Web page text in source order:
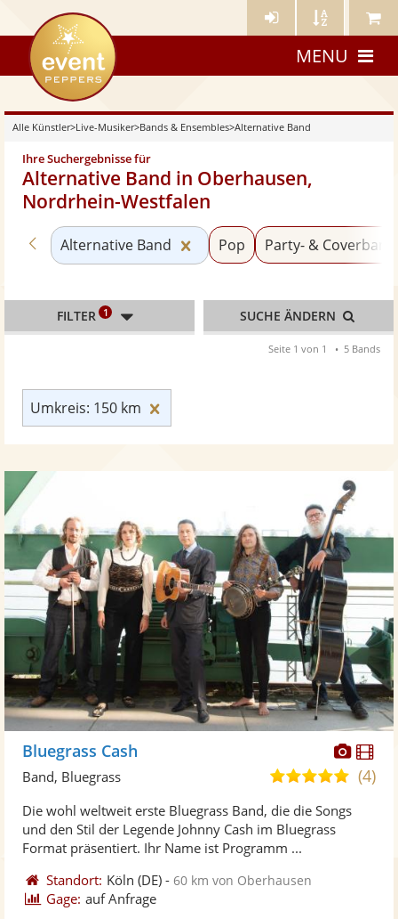
Künstler- Künstler Meine
eventpeppers
MENU
Alle Künstler>Live-Musiker>Bands & Ensembles>Alternative Band
Ihre Suchergebnisse für
Alternative Band in Oberhausen,
Nordrhein-Westfalen
Zurück zu «Bands & Ensembles»
Alternative Band Kategorie «Alternative
Pop Party- & Coverband
Umkreis: 150 km
FILTER 1 SUCHE ÄNDERN
Seite 1 von 1 5 Bands
Bluegrass Cash
4,9
5
(4)
Band, Bluegrass
Die wohl weltweit erste Bluegrass Band, die die Songs
und den Stil der Legende Johnny Cash im Bluegrass
Format präsentiert. Ihr Name ist Programm ...
Standort: Köln (DE) -60 km von Oberhausen
Gage: auf Anfrage